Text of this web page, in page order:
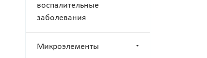
воспалительные
заболевания
Микроэлементы